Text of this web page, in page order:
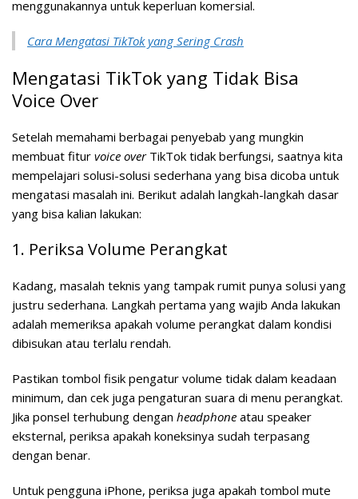
menggunakannya untuk keperluan komersial.
Cara Mengatasi TikTok yang Sering Crash
Mengatasi TikTok yang Tidak Bisa
Voice Over
Setelah memahami berbagai penyebab yang mungkin
membuat fitur voice overTikTok tidak berfungsi, saatnya kita
mempelajari solusi-solusi sederhana yang bisa dicoba untuk
mengatasi masalah ini. Berikut adalah langkah-langkah dasar
yang bisa kalian lakukan:
1. Periksa Volume Perangkat
Kadang, masalah teknis yang tampak rumit punya solusi yang
justru sederhana. Langkah pertama yang wajib Anda lakukan
adalah memeriksa apakah volume perangkat dalam kondisi
dibisukan atau terlalu rendah.
Pastikan tombol fisik pengatur volume tidak dalam keadaan
minimum, dan cek juga pengaturan suara di menu perangkat.
Jika ponsel terhubung dengan headphone atau speaker
eksternal, periksa apakah koneksinya sudah terpasang
dengan benar.
Untuk pengguna iPhone, periksa juga apakah tombol mute